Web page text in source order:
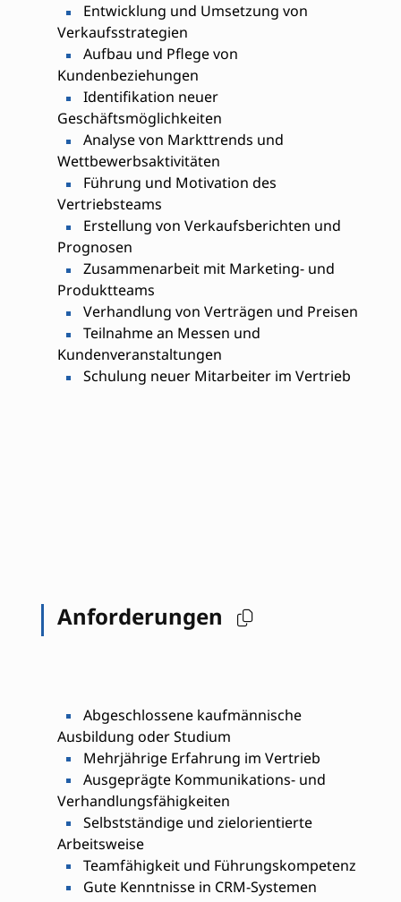
Entwicklung und Umsetzung von
Verkaufsstrategien
Aufbau und Pflege von
Kundenbeziehungen
Identifikation neuer
Geschäftsmöglichkeiten
Analyse von Markttrends und
Wettbewerbsaktivitäten
Führung und Motivation des
Vertriebsteams
Erstellung von Verkaufsberichten und
Prognosen
Zusammenarbeit mit Marketing- und
Produktteams
Verhandlung von Verträgen und Preisen
Teilnahme an Messen und
Kundenveranstaltungen
Schulung neuer Mitarbeiter im Vertrieb
Anforderungen
Abgeschlossene kaufmännische
Ausbildung oder Studium
Mehrjährige Erfahrung im Vertrieb
Ausgeprägte Kommunikations- und
Verhandlungsfähigkeiten
Selbstständige und zielorientierte
Arbeitsweise
Teamfähigkeit und Führungskompetenz
Gute Kenntnisse in CRM-Systemen